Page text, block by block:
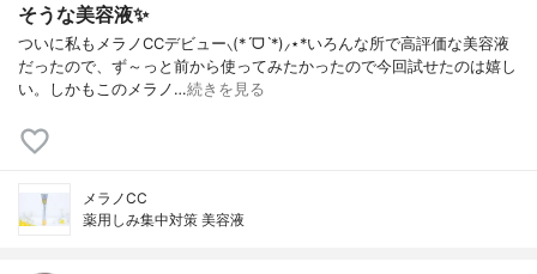
そうな美容液✨
ついに私もメラノCCデビュー⸜(*ˊᗜˋ*)⸝⋆*いろんな所で高評価な美容液
だったので、ず～っと前から使ってみたかったので今回試せたのは嬉し
い。しかもこのメラノ…続きを見る
メラノCC
薬用しみ集中対策 美容液